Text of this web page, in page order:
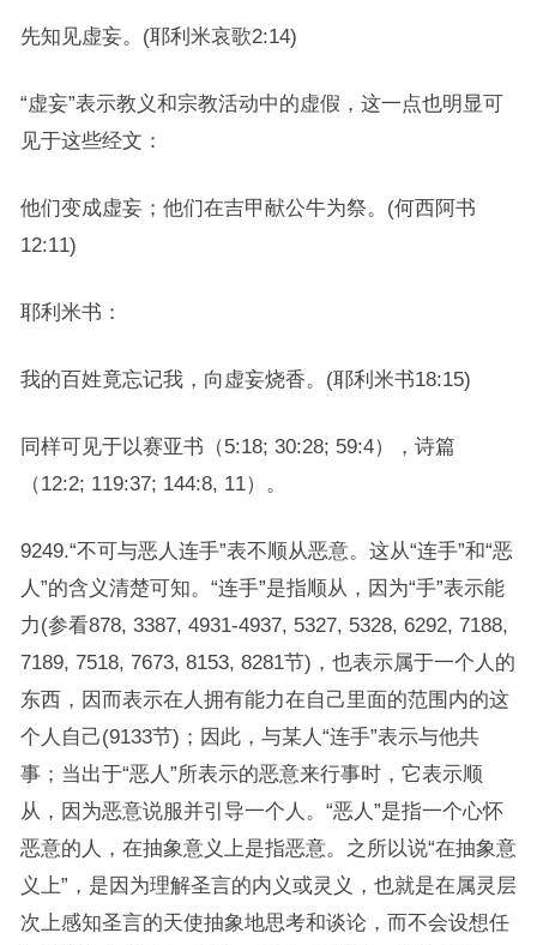
先知见虚妄。(耶利米哀歌2:14)
“虚妄”表示教义和宗教活动中的虚假，这一点也明显可
见于这些经文：
他们变成虚妄；他们在吉甲献公牛为祭。(何西阿书
12:11)
耶利米书：
我的百姓竟忘记我，向虚妄烧香。(耶利米书18:15)
同样可见于以赛亚书（5:18; 30:28; 59:4），诗篇
（12:2; 119:37; 144:8, 11）。
9249.“不可与恶人连手”表不顺从恶意。这从“连手”和“恶
人”的含义清楚可知。“连手”是指顺从，因为“手”表示能
力(参看878, 3387, 4931-4937, 5327, 5328, 6292, 7188,
7189, 7518, 7673, 8153, 8281节)，也表示属于一个人的
东西，因而表示在人拥有能力在自己里面的范围内的这
个人自己(9133节)；因此，与某人“连手”表示与他共
事；当出于“恶人”所表示的恶意来行事时，它表示顺
从，因为恶意说服并引导一个人。“恶人”是指一个心怀
恶意的人，在抽象意义上是指恶意。之所以说“在抽象意
义上”，是因为理解圣言的内义或灵义，也就是在属灵层
次上感知圣言的天使抽象地思考和谈论，而不会设想任